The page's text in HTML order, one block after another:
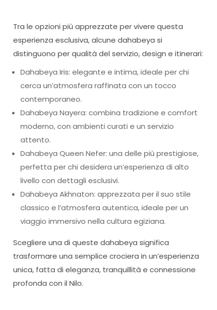
Tra le opzioni più apprezzate per vivere questa
esperienza esclusiva, alcune dahabeya si
distinguono per qualità del servizio, design e itinerari:
Dahabeya Iris: elegante e intima, ideale per chi
cerca un’atmosfera raffinata con un tocco
contemporaneo.
Dahabeya Nayera: combina tradizione e comfort
moderno, con ambienti curati e un servizio
attento.
Dahabeya Queen Nefer: una delle più prestigiose,
perfetta per chi desidera un’esperienza di alto
livello con dettagli esclusivi.
Dahabeya Akhnaton: apprezzata per il suo stile
classico e l’atmosfera autentica, ideale per un
viaggio immersivo nella cultura egiziana.
Scegliere una di queste dahabeya significa
trasformare una semplice crociera in un’esperienza
unica, fatta di eleganza, tranquillità e connessione
profonda con il Nilo.